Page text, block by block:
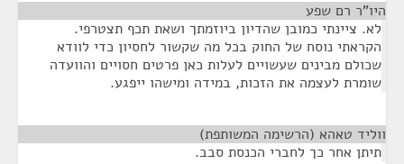
היו"ר רם שפע
לא. ציינתי כמובן שהדיון ביוזמתך ושאת תכף תצטרפי.
הקראתי נוסח של החוק בכל מה שקשור לחסיון כדי לוודא
שכולם מבינים שעשויים לעלות כאן פרטים חסויים והוועדה
שומרת לעצמה את הזכות, במידה ומישהו ייפגע.
ווליד טאהא (הרשימה המשותפת)
תיתן אחר כך לחברי הכנסת סבב.